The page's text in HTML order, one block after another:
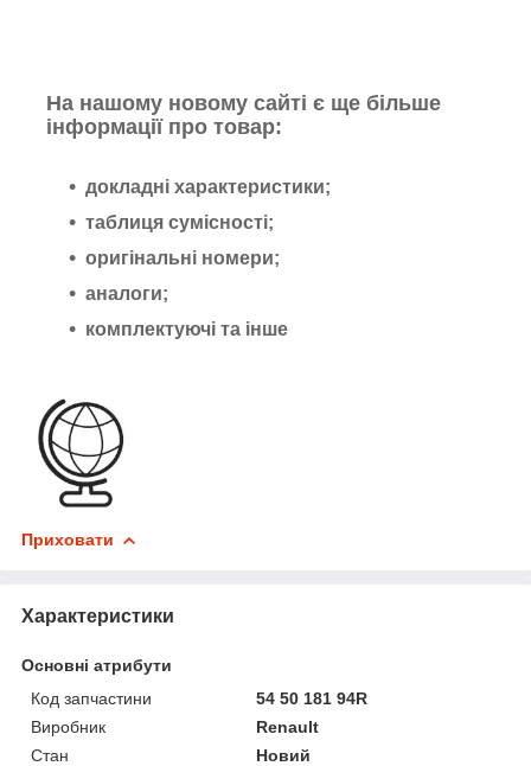
На нашому новому сайті є ще більше
інформації про товар:
докладні характеристики;
таблиця сумісності;
оригінальні номери;
аналоги;
комплектуючі та інше
Приховати
Характеристики
Основні атрибути
Код запчастини
54 50 181 94R
Виробник
Renault
Стан
Новий